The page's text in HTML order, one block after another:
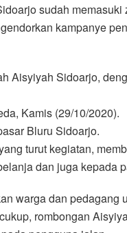
sudah
kampanye
Aisyiyah Sidoarjo,
Kamis (29/10/2020).
Bluru Sidoarjo.
turut kegiatan,
dan juga kepada
warga dan pedagang
rombongan